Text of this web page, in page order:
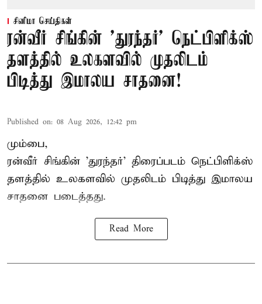
சினிமா செய்திகள்
ரன்வீர் சிங்கின் 'துரந்தர்' நெட்பிளிக்ஸ்
தளத்தில் உலகளவில் முதலிடம்
பிடித்து இமாலய சாதனை!
Published on: 08 Aug 2026, 12:42 pm
மும்பை,
ரன்வீர் சிங்கின் 'துரந்தர்' திரைப்படம் நெட்பிளிக்ஸ்
தளத்தில் உலகளவில் முதலிடம் பிடித்து இமாலய
சாதனை படைத்தது.
Read More